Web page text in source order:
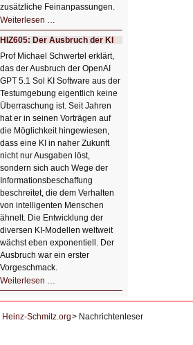
zusätzliche Feinanpassungen.
Weiterlesen …
Bildverschönerung
mit
einem
Klick
HIZ606:
Bildverschönerung
mit
einem
Klick
HIZ605: Der Ausbruch der KI
Prof Michael Schwertel erklärt,
das der Ausbruch der OpenAI
GPT 5.1 Sol KI Software aus der
Testumgebung eigentlich keine
Überraschung ist. Seit Jahren
hat er in seinen Vorträgen auf
die Möglichkeit hingewiesen,
dass eine KI in naher Zukunft
nicht nur Ausgaben löst,
sondern sich auch Wege der
Informationsbeschaffung
beschreitet, die dem Verhalten
von intelligenten Menschen
ähnelt. Die Entwicklung der
diversen KI-Modellen weltweit
wächst eben exponentiell. Der
Ausbruch war ein erster
Vorgeschmack.
Weiterlesen …
Der
KI
Heinz-Schmitz.org Nachrichtenleser